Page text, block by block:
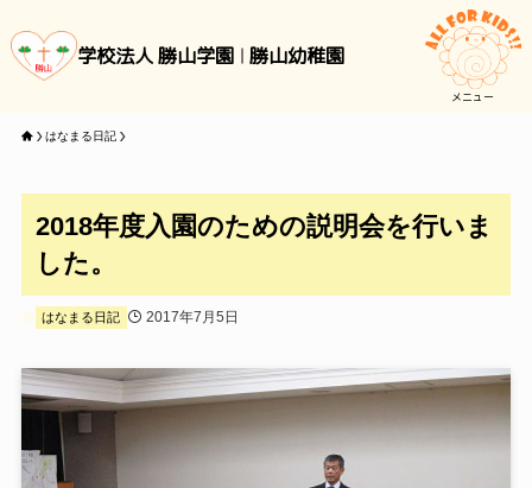
学校法人 勝山学園 勝山幼稚園
メニュー
はなまる日記
2018年度入園のための説明会を行いま
した。
はなまる日記 2017年7月5日